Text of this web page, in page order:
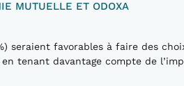
MUTUELLE ET ODOXA
seraient favorables à faire des
tenant davantage compte de